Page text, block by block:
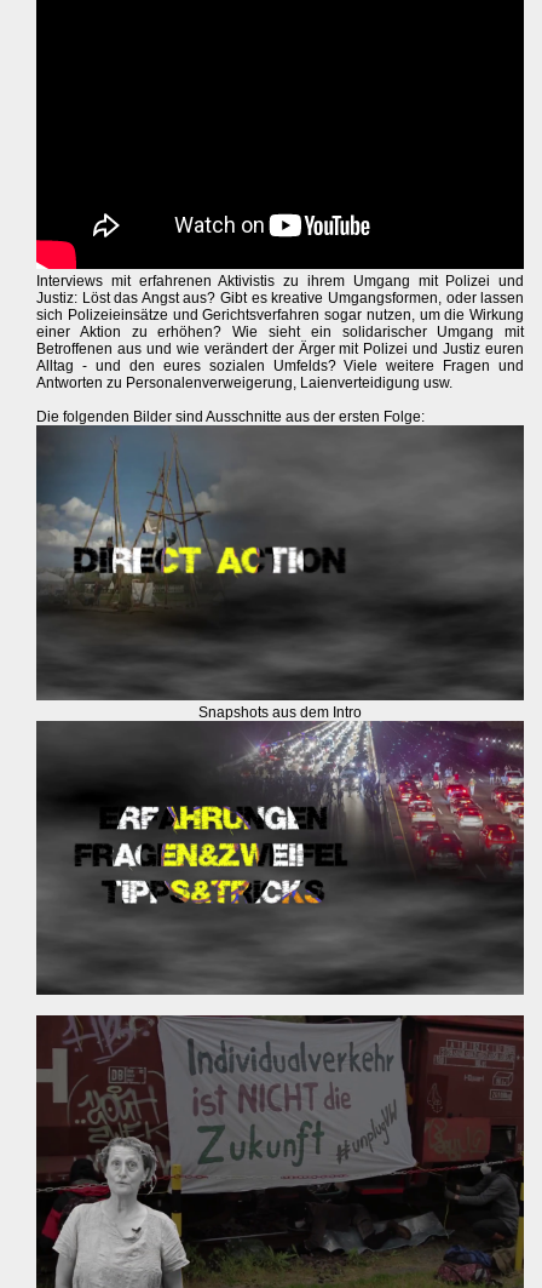
Interviews mit erfahrenen Aktivistis zu ihrem Umgang mit Polizei und
Justiz: Löst das Angst aus? Gibt es kreative Umgangsformen, oder lassen
sich Polizeieinsätze und Gerichtsverfahren sogar nutzen, um die Wirkung
einer Aktion zu erhöhen? Wie sieht ein solidarischer Umgang mit
Betroffenen aus und wie verändert der Ärger mit Polizei und Justiz euren
Alltag - und den eures sozialen Umfelds? Viele weitere Fragen und
Antworten zu Personalenverweigerung, Laienverteidigung usw.
Die folgenden Bilder sind Ausschnitte aus der ersten Folge:
Snapshots aus dem Intro